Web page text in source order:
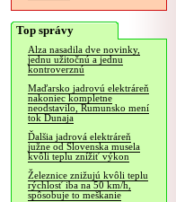
Top správy
Alza nasadila dve novinky,
jednu užitočnú a jednu
kontroverznú
Maďarsko jadrovú elektráreň
nakoniec kompletne
neodstavilo, Rumunsko mení
tok Dunaja
Ďalšia jadrová elektráreň
južne od Slovenska musela
kvôli teplu znížiť výkon
Železnice znižujú kvôli teplu
rýchlosť iba na 50 km/h,
spôsobuje to meškanie